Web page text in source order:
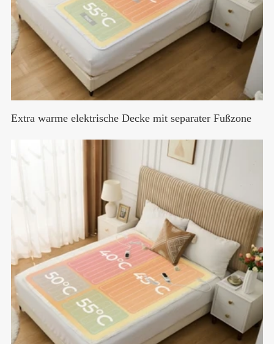
Extra warme elektrische Decke mit separater Fußzone